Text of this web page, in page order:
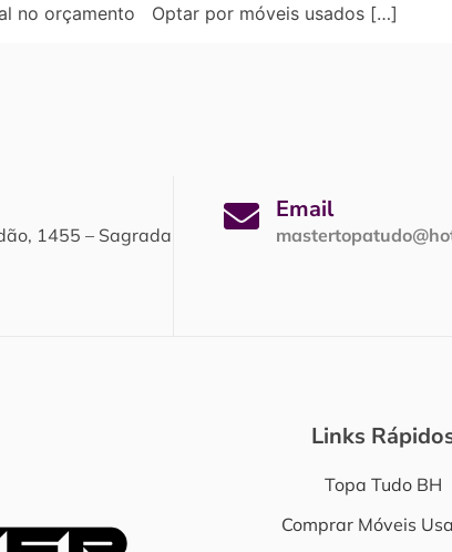
no orçamento Optar por móveis usados […]
1455 – Sagrada
Email
Links
Topa Tudo BH
Comprar Móveis